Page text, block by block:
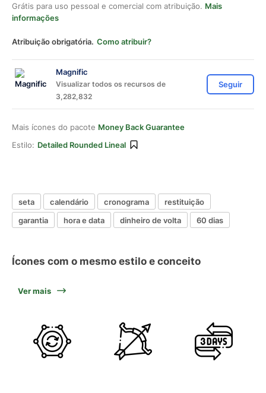
Grátis para uso pessoal e comercial com atribuição. Mais
informações
Atribuição obrigatória. Como atribuir?
Magnific
Visualizar todos os recursos de
3,282,832
Seguir
Mais ícones do pacote Money Back Guarantee
Estilo: Detailed Rounded Lineal
seta calendário cronograma
restituição
garantia
hora e data dinheiro de volta 60 dias
Ícones com o mesmo estilo e conceito
Ver mais